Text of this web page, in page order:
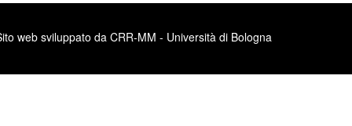
web sviluppato da CRR-MM - Università di Bologna